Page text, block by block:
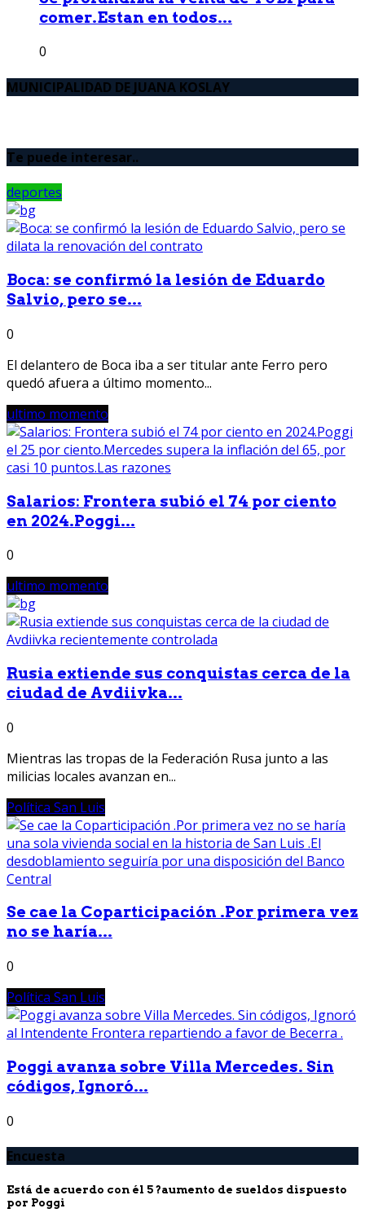
comer.Estan en todos...
0
MUNICIPALIDAD DE JUANA KOSLAY
Te puede interesar..
deportes
Boca: se confirmó la lesión de Eduardo
Salvio, pero se...
0
El delantero de Boca iba a ser titular ante Ferro pero
quedó afuera a último momento...
ultimo momento
Salarios: Frontera subió el 74 por ciento
en 2024.Poggi...
0
ultimo momento
Rusia extiende sus conquistas cerca de la
ciudad de Avdiivka...
0
Mientras las tropas de la Federación Rusa junto a las
milicias locales avanzan en...
Política San Luis
Se cae la Coparticipación .Por primera vez
no se haría...
0
Política San Luis
Poggi avanza sobre Villa Mercedes. Sin
códigos, Ignoró...
0
Encuesta
Está de acuerdo con él 5 ?aumento de sueldos dispuesto
por Poggi